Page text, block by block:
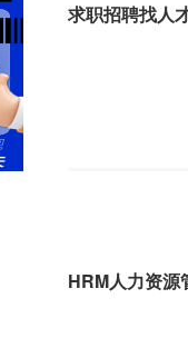
求职招聘找人
HRM人力资源